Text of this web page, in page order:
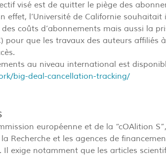
visé est de quitter le piège des
effet, l’Université de Californie souhaitait
coûts d’abonnements mais aussi la
pour que les travaux des auteurs affiliés à
au niveau international est
big-deal-cancellation-tracking/
européenne et de la “cOAlition
Recherche et les agences de
Il exige notamment que les articles